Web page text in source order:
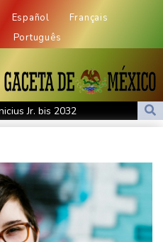
Español
Français
Português
Jr. bis 2032
gewinnen Silber und Bronze
Ermittlungen zu Sprengstoff-
in der Slowakei nach nur einem